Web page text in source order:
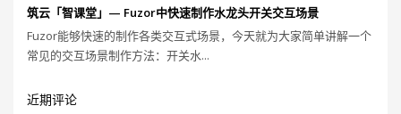
筑云「智课堂」— Fuzor中快速制作水龙头开关交互场景
Fuzor能够快速的制作各类交互式场景，今天就为大家简单讲解一个
常见的交互场景制作方法：开关水...
近期评论